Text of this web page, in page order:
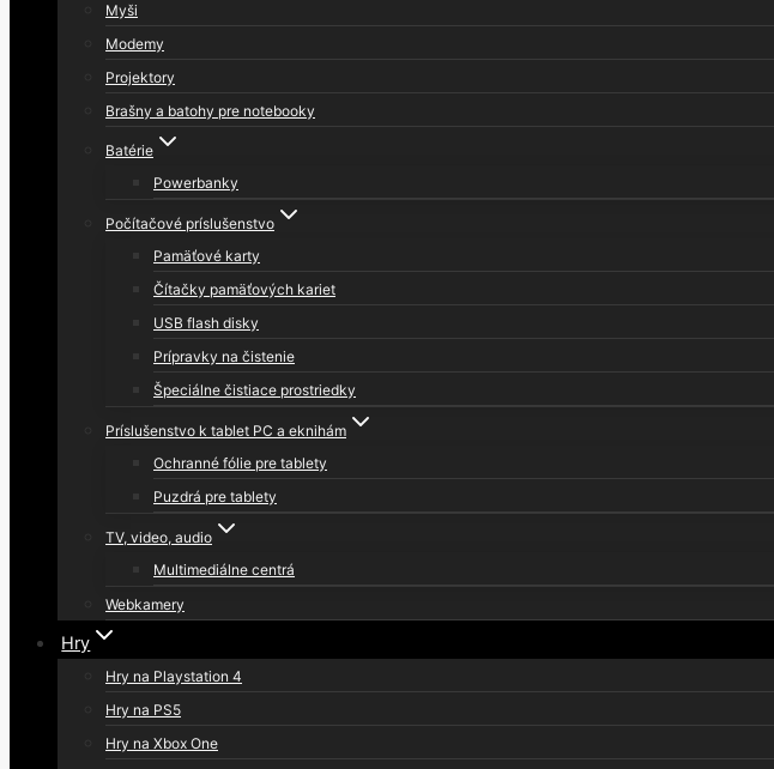
Myši
Modemy
Projektory
Brašny a batohy pre notebooky
Batérie
Powerbanky
Počítačové príslušenstvo
Pamäťové karty
Čítačky pamäťových kariet
USB flash disky
Prípravky na čistenie
Špeciálne čistiace prostriedky
Príslušenstvo k tablet PC a eknihám
Ochranné fólie pre tablety
Puzdrá pre tablety
TV, video, audio
Multimediálne centrá
Webkamery
Hry
Hry na Playstation 4
Hry na PS5
Hry na Xbox One